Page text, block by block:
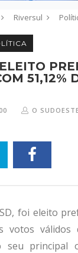
Riversul
51,12%
O SUDOESTE
foi eleito
votos válidos
seu principal